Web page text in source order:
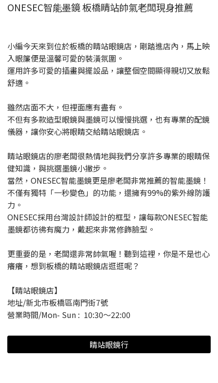
ONESEC智能墨鏡 板橋睛站帥氣老闆現身推薦
小編今天來到位於板橋的睛站眼鏡店，剛踏進店內，馬上映
入眼簾便是溫馨可愛的裝潢氛圍。
運用許多可愛的插畫與擺設品，讓整個空間顯得親切又放鬆
舒適。
雖然店面不大，但裡面應有盡有。
不但有多款造型眼鏡與墨鏡可以慢慢挑選，也有專業的配鏡
儀器，讓你安心將眼睛交給睛站眼鏡店。
睛站眼鏡店的廖老闆很熱情地與我們分享許多專業的眼睛保
健知識，與挑選墨鏡小撇步。
當然，ONESEC智能墨鏡更是廖老闆非常推薦的智能墨鏡！
不僅有獨特「一秒變色」的功能，還擁有99%的紫外線防護
力。
ONESEC採用台灣設計師設計的框型，讓每款ONESEC智能
墨鏡都彷彿有魔力，戴起來非常修飾臉型。
更重要的是，老闆還非常帥氣喔！聽到這裡，你是不是也心
癢癢，想到板橋的睛站眼鏡店逛逛呢？
【睛站眼鏡店】
地址/新北市板橋區南門街7號
營業時間/Mon- Sun : ‪ 10:30～22:00
睛站眼鏡行